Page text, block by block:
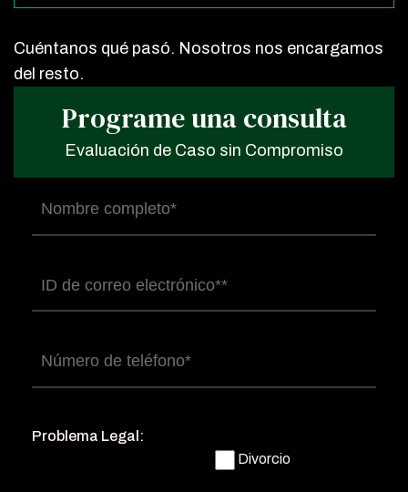
Cuéntanos qué pasó. Nosotros nos encargamos
del resto.
Programe una consulta
Evaluación de Caso sin Compromiso
Nombre
completo(Obligatorio)
Correo
electrónico(Obligatorio)
Número
de
Problema Legal:
Divorcio